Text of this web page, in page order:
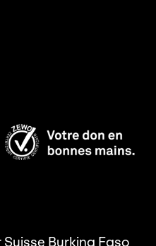
Burkina Faso